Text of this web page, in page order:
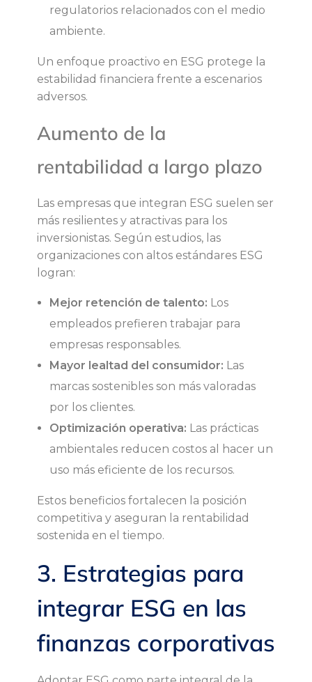
regulatorios relacionados con el medio
ambiente.
Un enfoque proactivo en ESG protege la
estabilidad financiera frente a escenarios
adversos.
Aumento de la
rentabilidad a largo plazo
Las empresas que integran ESG suelen ser
más resilientes y atractivas para los
inversionistas. Según estudios, las
organizaciones con altos estándares ESG
logran:
Mejor retención de talento: Los
empleados prefieren trabajar para
empresas responsables.
Mayor lealtad del consumidor: Las
marcas sostenibles son más valoradas
por los clientes.
Optimización operativa: Las prácticas
ambientales reducen costos al hacer un
uso más eficiente de los recursos.
Estos beneficios fortalecen la posición
competitiva y aseguran la rentabilidad
sostenida en el tiempo.
3. Estrategias para
integrar ESG en las
finanzas corporativas